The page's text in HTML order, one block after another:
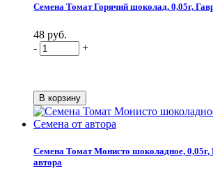
Семена Томат Горячий шоколад, 0,05г,
48 руб.
-
+
Семена Томат Монисто шоколадное,
автора